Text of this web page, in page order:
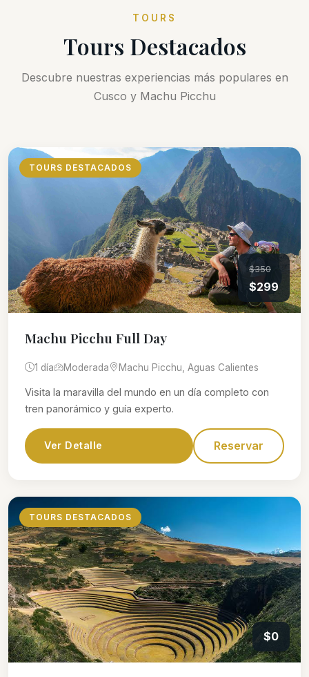
TOURS
Tours Destacados
Descubre nuestras experiencias más populares en
Cusco y Machu Picchu
TOURS DESTACADOS
$350
$299
Machu Picchu Full Day
1 día Moderada Machu Picchu, Aguas Calientes
Visita la maravilla del mundo en un día completo con
tren panorámico y guía experto.
Ver Detalle Reservar
TOURS DESTACADOS
$0